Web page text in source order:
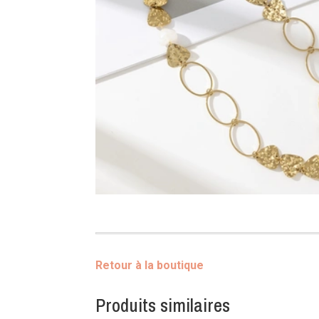
Retour à la boutique
Produits similaires